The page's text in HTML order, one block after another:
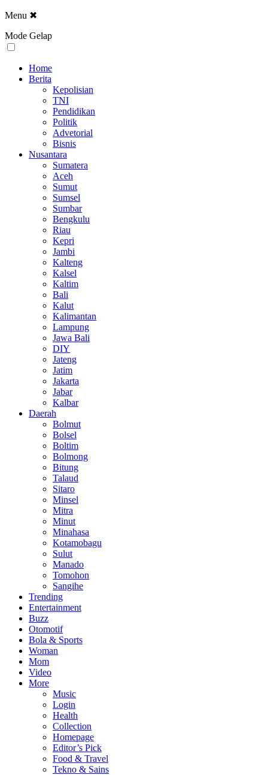
Menu ✖
Mode Gelap
Home
Berita
Kepolisian
TNI
Pendidikan
Politik
Advetorial
Bisnis
Nusantara
Sumatera
Aceh
Sumut
Sumsel
Sumbar
Bengkulu
Riau
Kepri
Jambi
Kalteng
Kalsel
Kaltim
Bali
Kalut
Kalimantan
Lampung
Jawa Bali
DIY
Jateng
Jatim
Jakarta
Jabar
Kalbar
Daerah
Bolmut
Bolsel
Boltim
Bolmong
Bitung
Talaud
Sitaro
Minsel
Mitra
Minut
Minahasa
Kotamobagu
Sulut
Manado
Tomohon
Sangihe
Trending
Entertainment
Buzz
Otomotif
Bola & Sports
Woman
Mom
Video
More
Music
Login
Health
Collection
Homepage
Editor’s Pick
Food & Travel
Tekno & Sains